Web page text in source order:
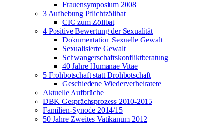
Frauensymposium 2008
3 Aufhebung Pflichtzölibat
CIC zum Zölibat
4 Positive Bewertung der Sexualität
Dokumentation Sexuelle Gewalt
Sexualisierte Gewalt
Schwangerschaftskonfliktberatung
40 Jahre Humanae Vitae
5 Frohbotschaft statt Drohbotschaft
Geschiedene Wiederverheiratete
Aktuelle Aufbrüche
DBK Gesprächsprozess 2010-2015
Familien-Synode 2014/15
50 Jahre Zweites Vatikanum 2012